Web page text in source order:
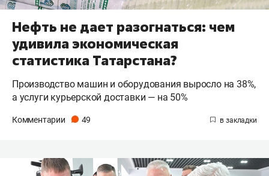
Нефть не дает разогнаться: чем
удивила экономическая
статистика Татарстана?
Производство машин и оборудования выросло на 38%,
а услуги курьерской доставки — на 50%
Комментарии 49